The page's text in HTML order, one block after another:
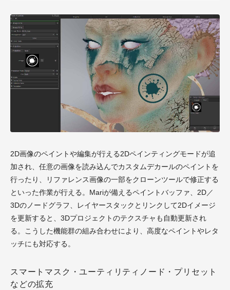
2D画像のペイントや編集が行える2Dペインティングモードが追
加され、任意の画像を読み込んでカスタムデカールのペイントを
行ったり、リファレンス画像の一部をクローンツールで修正する
といった作業が行える。Mariが備えるペイントバッファ、2D／
3Dのノードグラフ、レイヤースタックとリンクして2Dイメージ
を更新すると、3Dプロジェクトのテクスチャも自動更新され
る。こうした機能群の組み合わせにより、高度なペイントやレタ
ッチにも対応する。
スマートマスク・ユーティリティノード・プリセット
などの拡充